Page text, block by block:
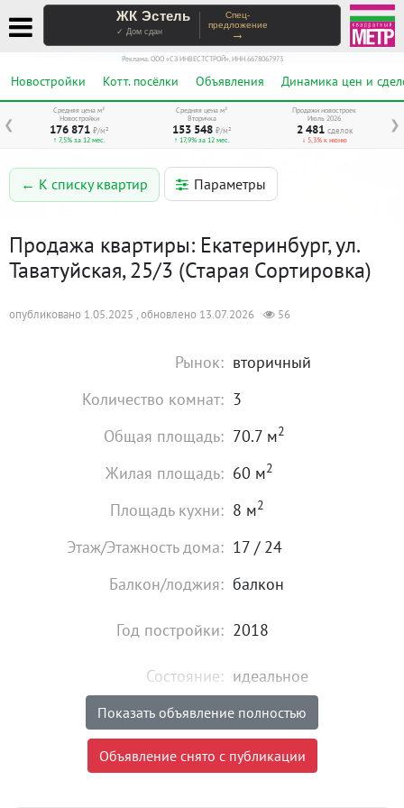
ЖК Эстель
✓ Дом сдан
Спец-
предложение
→
Реклама. ООО «СЗ ИНВЕСТСТРОЙ», ИНН 6678067973
Новостройки Котт. посёлки Объявления Динамика цен и
❮ ❯
Средняя цена м²
Новостройки
176 871 ₽/м²
↑ 7,5% за 12 мес.
Средняя цена м²
Вторичка
153 548 ₽/м²
↑ 17,9% за 12 мес.
Продажи новостроек
Июль 2026
2 481 сделок
↓ 5,3% к июню
← К списку квартир Параметры
Продажа квартиры: Екатеринбург, ул.
Таватуйская, 25/3 (Старая Сортировка)
опубликовано 1.05.2025 , обновлено 13.07.2026 56
Рынок: вторичный
Количество комнат: 3
Общая площадь: 70.7 м2
Жилая площадь: 60 м2
Площадь кухни: 8 м2
Этаж/Этажность дома: 17 / 24
Балкон/лоджия: балкон
Год постройки: 2018
Состояние: идеальное
Мебель: есть
Цена: 9 700 000
Показать объявление полностью
Объявление снято с публикации